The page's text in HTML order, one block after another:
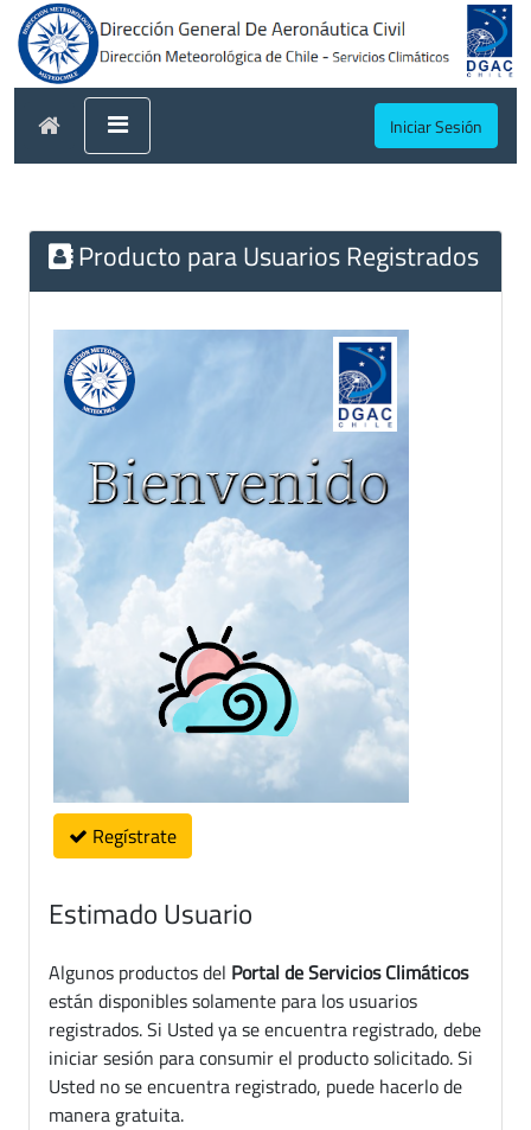
Iniciar Sesión
Producto para Usuarios Registrados
Regístrate
Estimado Usuario
Algunos productos del Portal de Servicios Climáticos
están disponibles solamente para los usuarios
registrados. Si Usted ya se encuentra registrado, debe
iniciar sesión para consumir el producto solicitado. Si
Usted no se encuentra registrado, puede hacerlo de
manera gratuita.